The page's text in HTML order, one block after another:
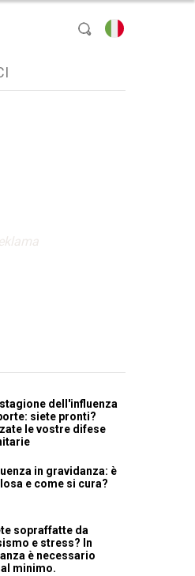
stagione dell'influenza
siete pronti?
le vostre difese
in gravidanza: è
e come si cura?
sopraffatte da
e stress? In
è necessario
minimo.